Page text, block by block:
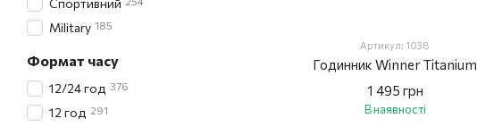
Артикул: 1038
Годинник Winner Titanium
1 495 грн
В наявності
Спортивний
Military 185
Формат часу
12/24 год 376
12 год 291